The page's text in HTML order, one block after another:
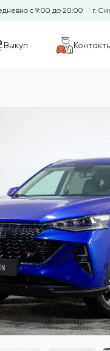
с 9:00 до 20:00 г.
Выкуп